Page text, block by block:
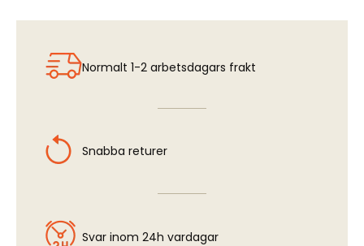
Normalt 1-2 arbetsdagars frakt
Snabba returer
Svar inom 24h vardagar